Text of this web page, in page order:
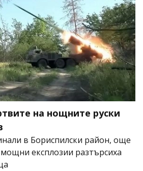
на нощните руски
в Бориспилски район, още
експлозии разтърсиха